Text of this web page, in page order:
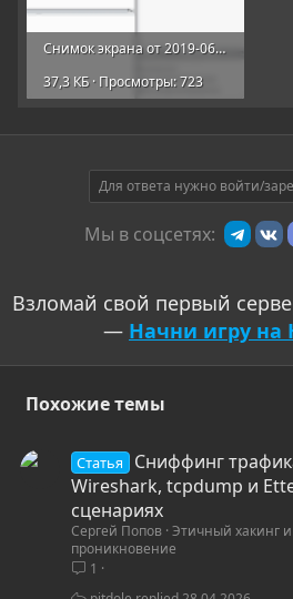
Снимок экрана от 2019-06-02 19-52-38.png
37,3 КБ · Просмотры: 723
Для ответа нужно войти/
Мы в соцсетях:
Взломай свой первый
— Начни игру на
Похожие темы
Статья
Сниффинг
Wireshark, tcpdump и
сценариях
Сергей Попов Этичный хакинг
проникновение
1